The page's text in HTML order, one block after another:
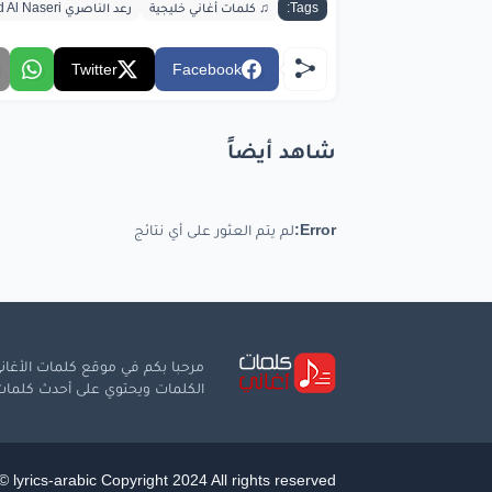
Tags: ♫ كلمات أغاني خليجية رعد الناصري Raad Al Naseri
Facebook
Twitter
شاهد أيضاً
Error: لم يتم العثور على أي نتائج
مرحبا بكم في موقع كلمات
الكلمات ويحتوي على أحدث كلمات
lyrics-arabic Copyright 2024 All rights reserved